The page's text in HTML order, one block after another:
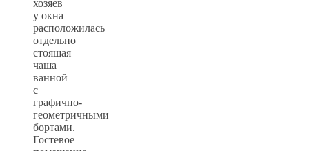
хозяев
у окна
расположилась
отдельно
стоящая
чаша
ванной
с
графично-
геометричными
бортами.
Гостевое